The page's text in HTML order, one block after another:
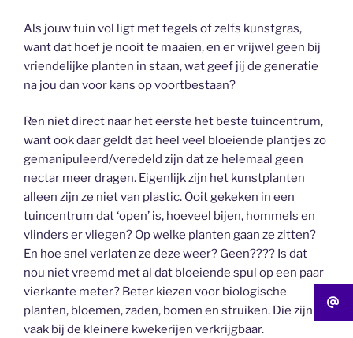
Als jouw tuin vol ligt met tegels of zelfs kunstgras,
want dat hoef je nooit te maaien, en er vrijwel geen bij
vriendelijke planten in staan, wat geef jij de generatie
na jou dan voor kans op voortbestaan?
Ren niet direct naar het eerste het beste tuincentrum,
want ook daar geldt dat heel veel bloeiende plantjes zo
gemanipuleerd/veredeld zijn dat ze helemaal geen
nectar meer dragen. Eigenlijk zijn het kunstplanten
alleen zijn ze niet van plastic. Ooit gekeken in een
tuincentrum dat ‘open’ is, hoeveel bijen, hommels en
vlinders er vliegen? Op welke planten gaan ze zitten?
En hoe snel verlaten ze deze weer? Geen???? Is dat
nou niet vreemd met al dat bloeiende spul op een paar
vierkante meter? Beter kiezen voor biologische
planten, bloemen, zaden, bomen en struiken. Die zijn
vaak bij de kleinere kwekerijen verkrijgbaar.